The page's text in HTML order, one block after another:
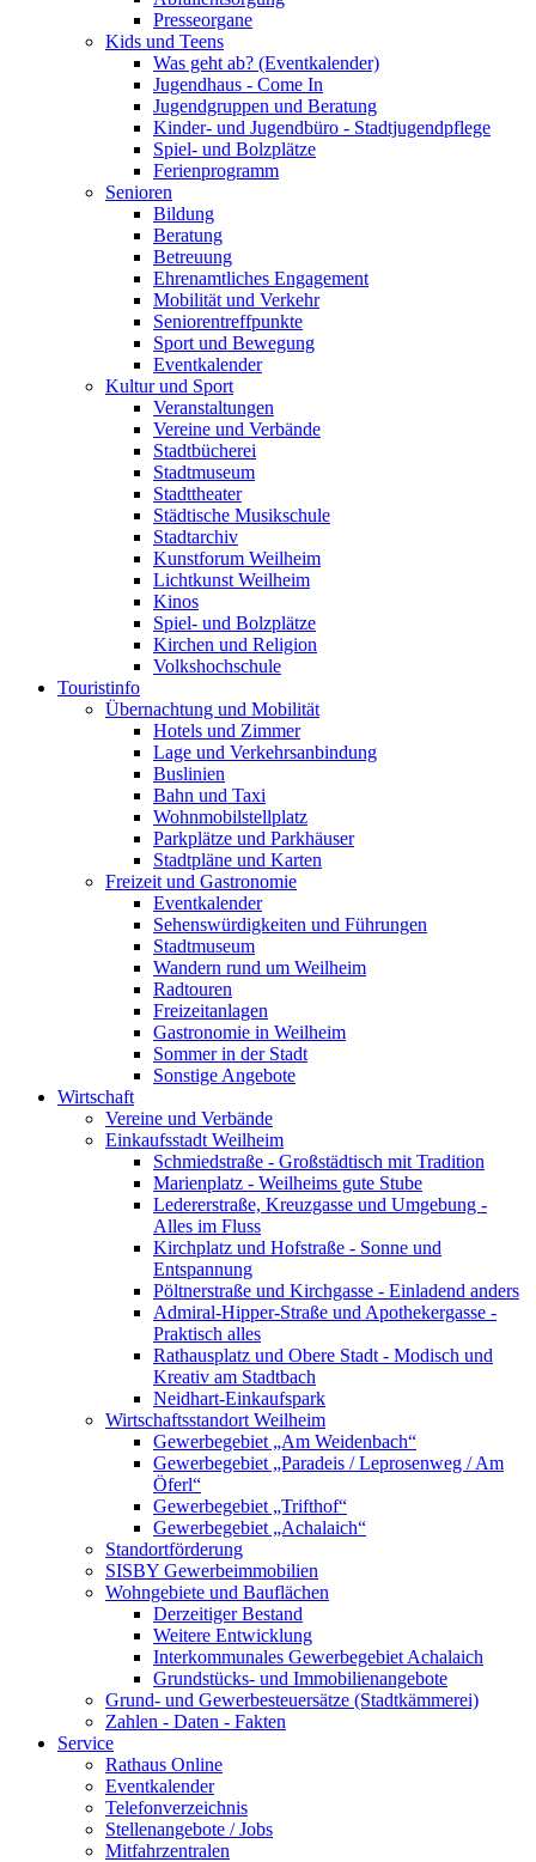
Presseorgane
Kids und Teens
Was geht ab? (Eventkalender)
Jugendhaus - Come In
Jugendgruppen und Beratung
Kinder- und Jugendbüro - Stadtjugendpflege
Spiel- und Bolzplätze
Ferienprogramm
Senioren
Bildung
Beratung
Betreuung
Ehrenamtliches Engagement
Mobilität und Verkehr
Seniorentreffpunkte
Sport und Bewegung
Eventkalender
Kultur und Sport
Veranstaltungen
Vereine und Verbände
Stadtbücherei
Stadtmuseum
Stadttheater
Städtische Musikschule
Stadtarchiv
Kunstforum Weilheim
Lichtkunst Weilheim
Kinos
Spiel- und Bolzplätze
Kirchen und Religion
Volkshochschule
Touristinfo
Übernachtung und Mobilität
Hotels und Zimmer
Lage und Verkehrsanbindung
Buslinien
Bahn und Taxi
Wohnmobilstellplatz
Parkplätze und Parkhäuser
Stadtpläne und Karten
Freizeit und Gastronomie
Eventkalender
Sehenswürdigkeiten und Führungen
Stadtmuseum
Wandern rund um Weilheim
Radtouren
Freizeitanlagen
Gastronomie in Weilheim
Sommer in der Stadt
Sonstige Angebote
Wirtschaft
Vereine und Verbände
Einkaufsstadt Weilheim
Schmiedstraße - Großstädtisch mit Tradition
Marienplatz - Weilheims gute Stube
Ledererstraße, Kreuzgasse und Umgebung -
Alles im Fluss
Kirchplatz und Hofstraße - Sonne und
Entspannung
Pöltnerstraße und Kirchgasse - Einladend anders
Admiral-Hipper-Straße und Apothekergasse -
Praktisch alles
Rathausplatz und Obere Stadt - Modisch und
Kreativ am Stadtbach
Neidhart-Einkaufspark
Wirtschaftsstandort Weilheim
Gewerbegebiet „Am Weidenbach“
Gewerbegebiet „Paradeis / Leprosenweg / Am
Öferl“
Gewerbegebiet „Trifthof“
Gewerbegebiet „Achalaich“
Standortförderung
SISBY Gewerbeimmobilien
Wohngebiete und Bauflächen
Derzeitiger Bestand
Weitere Entwicklung
Interkommunales Gewerbegebiet Achalaich
Grundstücks- und Immobilienangebote
Grund- und Gewerbesteuersätze (Stadtkämmerei)
Zahlen - Daten - Fakten
Service
Rathaus Online
Eventkalender
Telefonverzeichnis
Stellenangebote / Jobs
Mitfahrzentralen